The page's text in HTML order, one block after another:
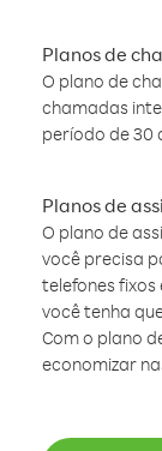
Planos de
O plano de
chamadas
período de 30
Planos de
O plano de
você precisa
telefones fixos
você tenha
Com o plano
economizar